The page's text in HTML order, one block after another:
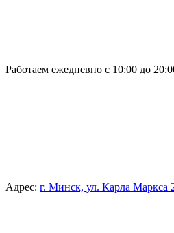
Работаем ежедневно с 10:00 до
Адрес: г. Минск, ул. Карла Маркса